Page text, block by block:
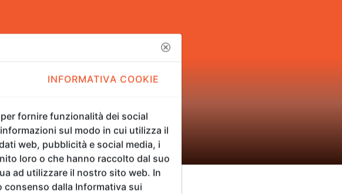
INFORMATIVA COOKIE
fornire funzionalità dei social
sul modo in cui utilizza il
web, pubblicità e social media, i
loro o che hanno raccolto dal suo
ad utilizzare il nostro sito web. In
dalla Informativa sui